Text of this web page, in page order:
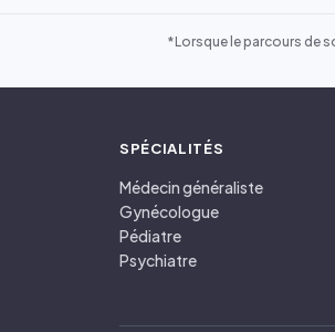
*Lorsque le parcours de
SPÉCIALITÉS
Médecin généraliste
Gynécologue
Pédiatre
Psychiatre